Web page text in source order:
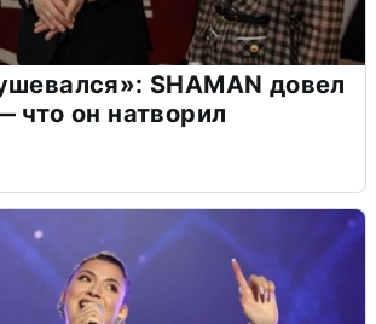
SHAMAN довел
что он натворил